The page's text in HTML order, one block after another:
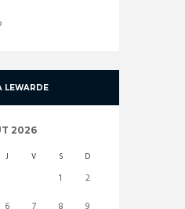
LEWARDE
2026
J V S D
1
2